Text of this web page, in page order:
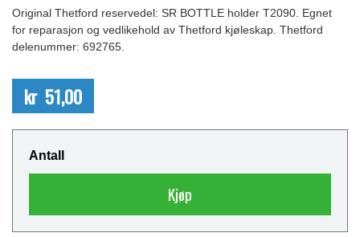
Original Thetford reservedel: SR BOTTLE holder T2090. Egnet
for reparasjon og vedlikehold av Thetford kjøleskap. Thetford
delenummer: 692765.
kr 51,00
Antall
Kjøp